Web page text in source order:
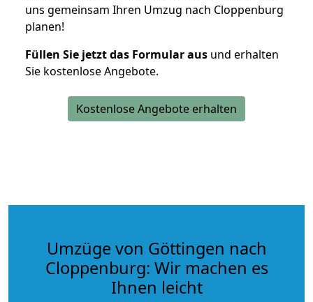
uns gemeinsam Ihren Umzug nach Cloppenburg
planen!
Füllen Sie jetzt das Formular aus und erhalten
Sie kostenlose Angebote.
Kostenlose Angebote erhalten
Umzüge von Göttingen nach
Cloppenburg: Wir machen es
Ihnen leicht